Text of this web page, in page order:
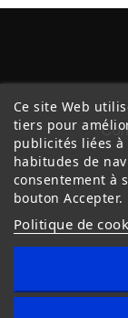
Ce site Web
tiers pour
publicités liées à
habitudes de
consentement à
bouton Accepter.
Politique de